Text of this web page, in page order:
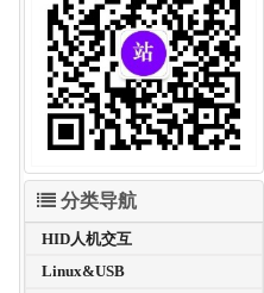
分类导航
HID人机交互
Linux&USB